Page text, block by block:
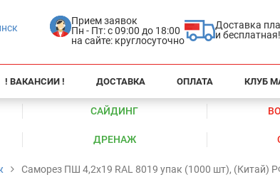
Прием заявок
Пн - Пт: с 09:00 до 18:00
на сайте: круглосуточно
Доставка
и бесплатная!
! ВАКАНСИИ ! ДОСТАВКА ОПЛАТА КЛУБ
САЙДИНГ
ДРЕНАЖ
Саморез ПШ 4,2х19 RAL 8019 упак (1000 шт), (Китай)